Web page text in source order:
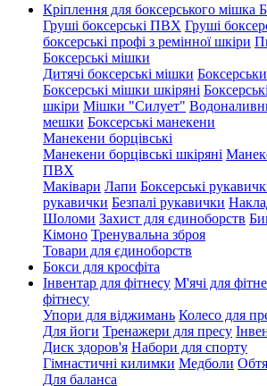
Кріплення для боксерського мішка
Груші боксерські ПВХ Груші
боксерські профі з ремінної шкіри
Боксерські мішки
Дитячі боксерські мішки
Боксерські мішки шкіряні
шкіри Мішки "Силует"
мешки Боксерські манекени
Манекени борцівські
Манекени борцівські шкіряні
ПВХ
Маківари Лапи Боксерські
рукавички Безпалі рукавички
Шоломи Захист для єдиноборств
Кімоно Тренувальна зброя
Товари для єдиноборств
Бокси для кросфіта
Інвентар для фітнесу М'ячі для
фітнесу
Упори для віджимань Колесо для
Для йоги Тренажери для пресу
Диск здоров'я Набори для спорту
Гімнастичні килимки Медболи
Для баланса